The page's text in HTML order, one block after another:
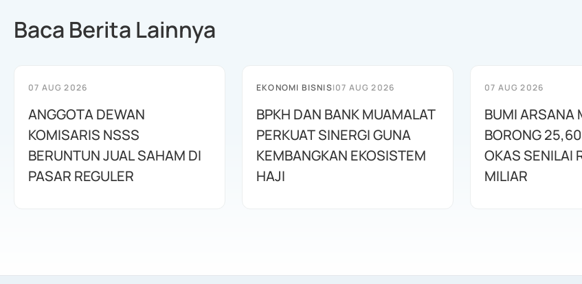
Baca Berita Lainnya
07 AUG 2026
ANGGOTA DEWAN
KOMISARIS NSSS
BERUNTUN JUAL SAHAM DI
PASAR REGULER
EKONOMI BISNIS|07 AUG 2026
BPKH DAN BANK MUAMALAT
PERKUAT SINERGI GUNA
KEMBANGKAN EKOSISTEM
HAJI
07 AUG 2026
BUMI ARSANA
BORONG
OKAS SENILAI
MILIAR